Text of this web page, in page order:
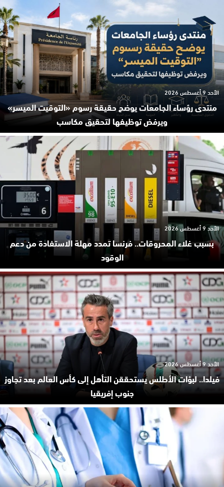
منتدى رؤساء الجامعات يوضح حقيقة رسوم «التوقيت الميسر»
ويرفض توظيفها لتحقيق مكاسب
الأحد 9 أغسطس 2026
بسبب غلاء المحروقات.. فرنسا تمدد مهلة الاستفادة من دعم
الوقود
الأحد 9 أغسطس 2026
فيلدا.. لبؤات الأطلس يستحققن التأهل إلى كأس العالم بعد تجاوز
جنوب إفريقيا
الأحد 9 أغسطس 2026